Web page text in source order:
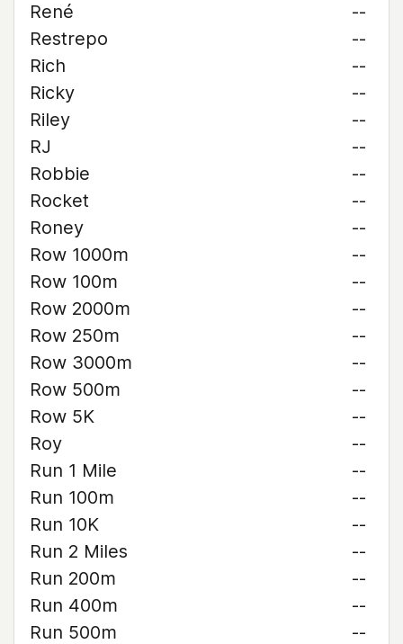
René
--
Restrepo
--
Rich
--
Ricky
--
Riley
--
RJ
--
Robbie
--
Rocket
--
Roney
--
Row 1000m
--
Row 100m
--
Row 2000m
--
Row 250m
--
Row 3000m
--
Row 500m
--
Row 5K
--
Roy
--
Run 1 Mile
--
Run 100m
--
Run 10K
--
Run 2 Miles
--
Run 200m
--
Run 400m
--
Run 500m
--